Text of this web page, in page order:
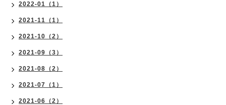
2022-01（1）
2021-11（1）
2021-10（2）
2021-09（3）
2021-08（2）
2021-07（1）
2021-06（2）